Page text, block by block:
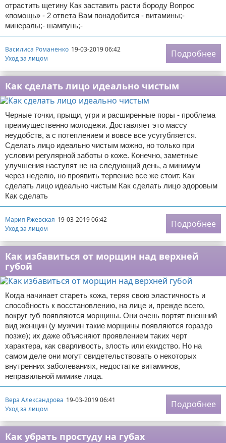
отрастить щетину Как заставить расти бороду Вопрос
«помощь» - 2 ответа Вам понадобится - витамины;-
минералы;- шампунь;-
Василиса Романенко 19-03-2019 06:42
Уход за лицом
Подробнее
Как сделать лицо идеально чистым
Черные точки, прыщи, угри и расширенные поры - проблема
преимущественно молодежи. Доставляет это массу
неудобств, а с потеплением и вовсе все усугубляется.
Сделать лицо идеально чистым можно, но только при
условии регулярной заботы о коже. Конечно, заметные
улучшения наступят не на следующий день, а минимум
через неделю, но проявить терпение все же стоит. Как
сделать лицо идеально чистым Как сделать лицо здоровым
Как сделать
Мария Ржевская 19-03-2019 06:42
Уход за лицом
Подробнее
Как избавиться от морщин над верхней
губой
Когда начинает стареть кожа, теряя свою эластичность и
способность к восстановлению, на лице и, прежде всего,
вокруг губ появляются морщины. Они очень портят внешний
вид женщин (у мужчин такие морщины появляются гораздо
позже); их даже объясняют проявлением таких черт
характера, как сварливость, злость или ехидство. Но на
самом деле они могут свидетельствовать о некоторых
внутренних заболеваниях, недостатке витаминов,
неправильной мимике лица.
Вера Александрова 19-03-2019 06:41
Уход за лицом
Подробнее
Как убрать простуду на губах